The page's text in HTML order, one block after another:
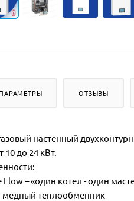
ПАРАМЕТРЫ ОТЗЫВЫ
настенный
до 24 кВт.
Flow – «один котел - один
медный теплообменник